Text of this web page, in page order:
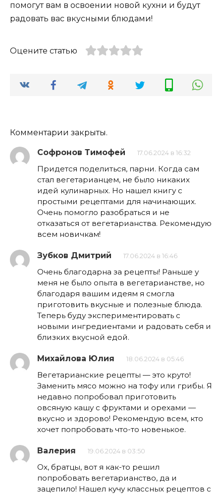
помогут вам в освоении новой кухни и будут
радовать вас вкусными блюдами!
Оцените статью
Комментарии закрыты.
Софронов Тимофей 17.06.2024 в 16:32
Придется поделиться, парни. Когда сам
стал вегетарианцем, не было никаких
идей кулинарных. Но нашел книгу с
простыми рецептами для начинающих.
Очень помогло разобраться и не
отказаться от вегетарианства. Рекомендую
всем новичкам!
Зубков Дмитрий 17.06.2024 в 16:46
Очень благодарна за рецепты! Раньше у
меня не было опыта в вегетарианстве, но
благодаря вашим идеям я смогла
приготовить вкусные и полезные блюда.
Теперь буду экспериментировать с
новыми ингредиентами и радовать себя и
близких вкусной едой.
Михайлова Юлия 18.06.2024 в 05:46
Вегетарианские рецепты — это круто!
Заменить мясо можно на тофу или грибы. Я
недавно попробовал приготовить
овсяную кашу с фруктами и орехами —
вкусно и здорово! Рекомендую всем, кто
хочет попробовать что-то новенькое.
Валерия 19.06.2024 в 03:50
Ох, братцы, вот я как-то решил
попробовать вегетарианство, да и
зацепило! Нашел кучу классных рецептов с